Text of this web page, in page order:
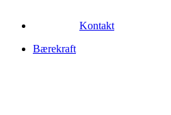
Kontakt
Bærekraft